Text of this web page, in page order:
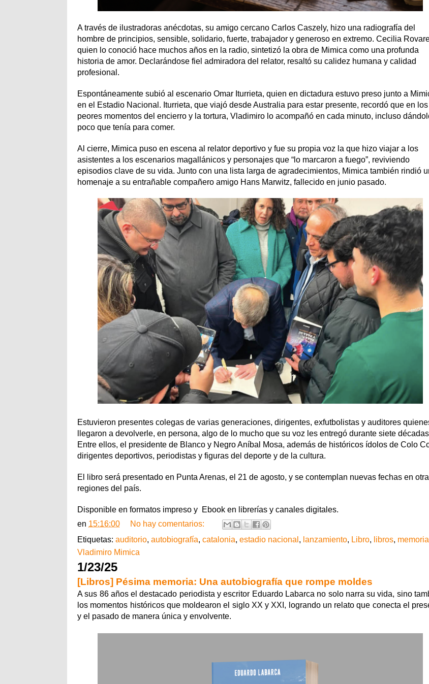
A través de ilustradoras anécdotas, su amigo cercano Carlos Caszely, hizo una radiografía del
hombre de principios, sensible, solidario, fuerte, trabajador y generoso en extremo. Cecilia
quien lo conoció hace muchos años en la radio, sintetizó la obra de Mimica como una profunda
historia de amor. Declarándose fiel admiradora del relator, resaltó su calidez humana y calidad
profesional.
Espontáneamente subió al escenario Omar Iturrieta, quien en dictadura estuvo preso junto a
en el Estadio Nacional. Iturrieta, que viajó desde Australia para estar presente, recordó que en los
peores momentos del encierro y la tortura, Vladimiro lo acompañó en cada minuto, incluso
poco que tenía para comer.
Al cierre, Mimica puso en escena al relator deportivo y fue su propia voz la que hizo viajar a los
asistentes a los escenarios magallánicos y personajes que “lo marcaron a fuego”, reviviendo
episodios clave de su vida. Junto con una lista larga de agradecimientos, Mimica también rindió
homenaje a su entrañable compañero amigo Hans Marwitz, fallecido en junio pasado.
Estuvieron presentes colegas de varias generaciones, dirigentes, exfutbolistas y auditores
llegaron a devolverle, en persona, algo de lo mucho que su voz les entregó durante siete
Entre ellos, el presidente de Blanco y Negro Aníbal Mosa, además de históricos ídolos de Colo
dirigentes deportivos, periodistas y figuras del deporte y de la cultura.
El libro será presentado en Punta Arenas, el 21 de agosto, y se contemplan nuevas fechas en
regiones del país.
Disponible en formatos impreso y Ebook en librerías y canales digitales.
en 15:16:00
No hay comentarios:
Etiquetas: auditorio, autobiografía, catalonia, estadio nacional , lanzamiento, Libro, libros,
Vladimiro Mimica
1/23/25
[Libros] Pésima memoria: Una autobiografía que rompe moldes
A sus 86 años el destacado periodista y escritor Eduardo Labarca no solo narra su vida, sino
los momentos históricos que moldearon el siglo XX y XXI, logrando un relato que conecta el
y el pasado de manera única y envolvente.